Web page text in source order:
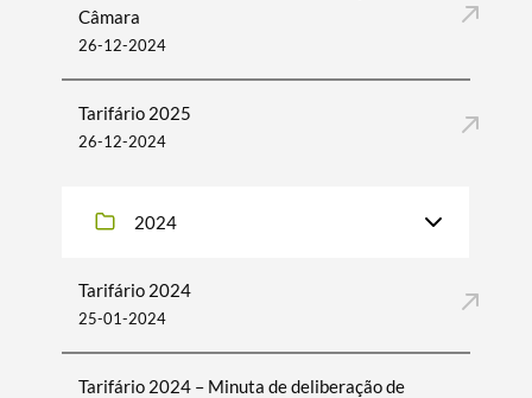
Câmara
26-12-2024
Tarifário 2025
26-12-2024
2024
Tarifário 2024
25-01-2024
Tarifário 2024 – Minuta de deliberação de